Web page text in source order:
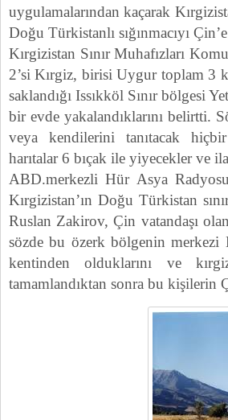
uygulamalarından kaçarak
Doğu Türkistanlı sığınmacıyı
Kırgizistan Sınır Muhafızları
2’si Kırgiz, birisi Uygur toplam 3
saklandığı Issıkköl Sınır bölgesi
bir evde yakalandıklarını belirtti.
veya kendilerini tanıtacak
harıtalar 6 bıçak ile yiyecekler ve
ABD.merkezli Hür Asya
Kırgizistan’ın Doğu Türkistan
Ruslan Zakirov, Çin vatandaşı
sözde bu özerk bölgenin merkezi
kentinden olduklarını ve
tamamlandıktan sonra bu kişilerin